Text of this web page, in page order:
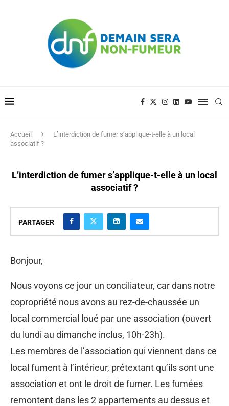
Accueil
L’interdiction de fumer s’applique-t-elle à un local
associatif ?
L’interdiction de fumer s’applique-t-elle à un local
associatif ?
PARTAGER
Bonjour,
Nous voyons ce jour un conciliateur, car dans notre
copropriété nous avons au rez-de-chaussée un
local commercial loué par une association (ouvert
du lundi au dimanche inclus, 10h-23h).
Les membres de l’association qui viennent dans ce
local fument à l’intérieur, prétextant qu’ils sont une
association et ont le droit de fumer. Les fumées
remontent dans les 2 appartements au dessus et